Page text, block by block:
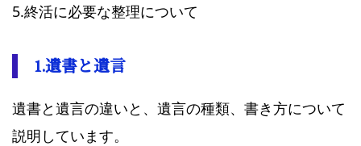
5.終活に必要な整理について
1.遺書と遺言
遺書と遺言の違いと、遺言の種類、書き方について
説明しています。